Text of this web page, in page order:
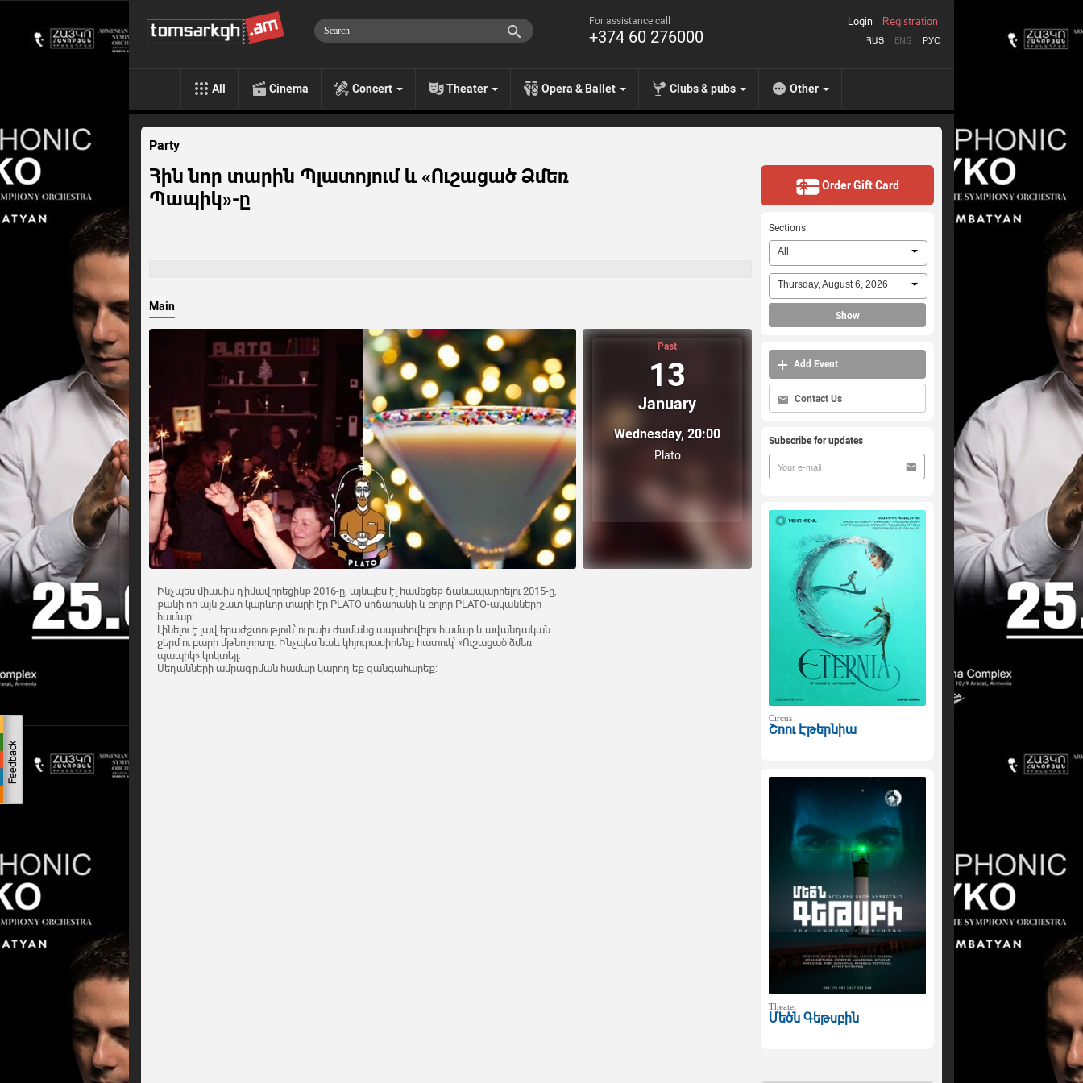
For assistance call
+374 60 276000 ՀԱՅ ENG РУС
Login Registration
All Cinema Concert Theater Opera & Ballet Clubs & pubs Other
Party
Հին նոր տարին Պլատոյում և «Ուշացած Ձմեռ
Պապիկ»-ը
Main
Past
13
January
Wednesday, 20:00
Plato
Ինչպես միասին դիմավորեցինք 2016-ը, այնպես էլ համեցեք ճանապարհելու 2015-ը,
քանի որ այն շատ կարևոր տարի էր PLATO սրճարանի և բոլոր PLATO-ականների
համար:
Լինելու է լավ երաժշտություն՝ ուրախ ժամանց ապահովելու համար և ավանդական
ջերմ ու բարի մթնոլորտը: Ինչպես նաև կհյուրասիրենք հատուկ՝ «Ուշացած ձմեռ
պապիկ» կոկտեյլ:
Սեղանների ամրագրման համար կարող եք զանգահարեք:
Order Gift Card
Sections
All
Thursday, August 6, 2026
Show
Add Event
Contact Us
Subscribe for updates
Circus
Շոու Էթերնիա
Theater
Մեծն Գեթսբին